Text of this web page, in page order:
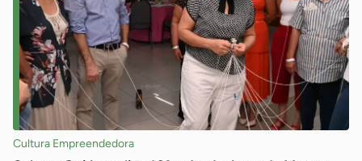
Cultura Empreendedora